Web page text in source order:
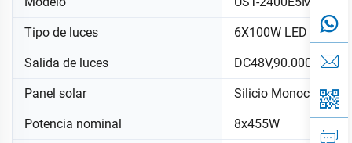
Tipo de luces 6X100W LED
Salida de luces DC48V,90.000LUMS
Panel solar Silicio
Potencia nominal 8x455W